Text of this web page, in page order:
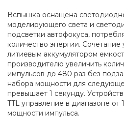
Вспышка оснащена
моделирующего света и
подсветки автофокуса,
количество энергии. Сочетание
литиевым аккумулятором
производителю увеличить
импульсов до 480 раз без
набора мощности для
превышает 1 секунду.
TTL управление в диапазоне от
мощности импульса.